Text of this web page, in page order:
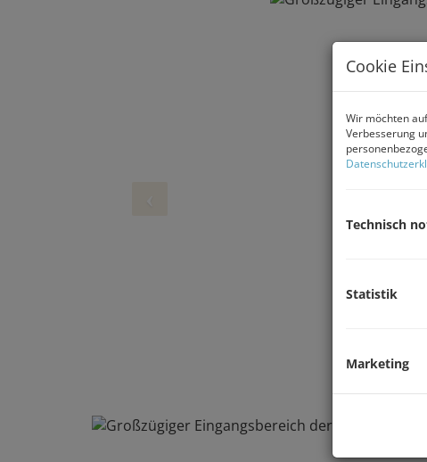
Cookie
Wir möchten
Verbesserung
Technisch
Statistik
Marketing